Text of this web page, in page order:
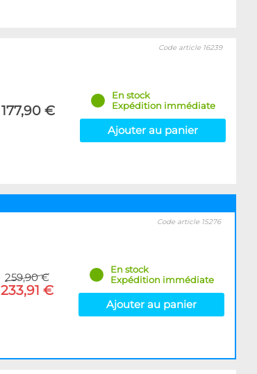
177,90 €
Code article 16239
En stock
Expédition immédiate
Ajouter au panier
259,90 €
233,91 €
Code article 15276
En stock
Expédition immédiate
Ajouter au panier